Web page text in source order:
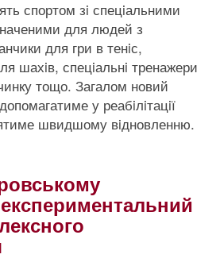
спортом зi спецiальними
для людей з
для гри в тенiс,
шахiв, спецiальнi тренажери
тощо. Загалом новий
у реабiлiтацiї
швидшому вiдновленню.